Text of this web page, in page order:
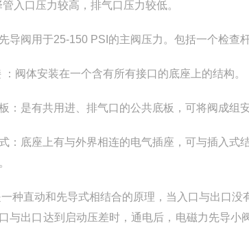
管入口压力较高，排气口压力较低。
导阀用于25-150 PSI的主阀压力。包括一个检查
：阀体安装在一个含有所有接口的底座上的结构。
：是有共用进、排气口的公共底板，可将阀成组安
：底座上有与外界相连的电气插座，可与插入式
种直动和先导式相结合的原理，当入口与出口
与出口达到启动压差时，通电后，电磁力先导